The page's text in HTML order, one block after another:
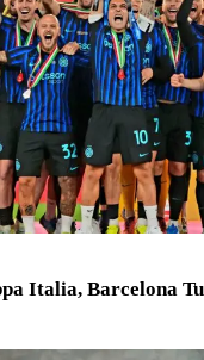
Italia, Barcelona